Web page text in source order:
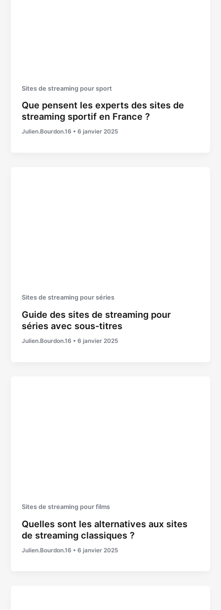
Sites de streaming pour sport
Que pensent les experts des sites de
streaming sportif en France ?
Julien.Bourdon.16 •6 janvier 2025
Sites de streaming pour séries
Guide des sites de streaming pour
séries avec sous-titres
Julien.Bourdon.16 •6 janvier 2025
Sites de streaming pour films
Quelles sont les alternatives aux sites
de streaming classiques ?
Julien.Bourdon.16 •6 janvier 2025